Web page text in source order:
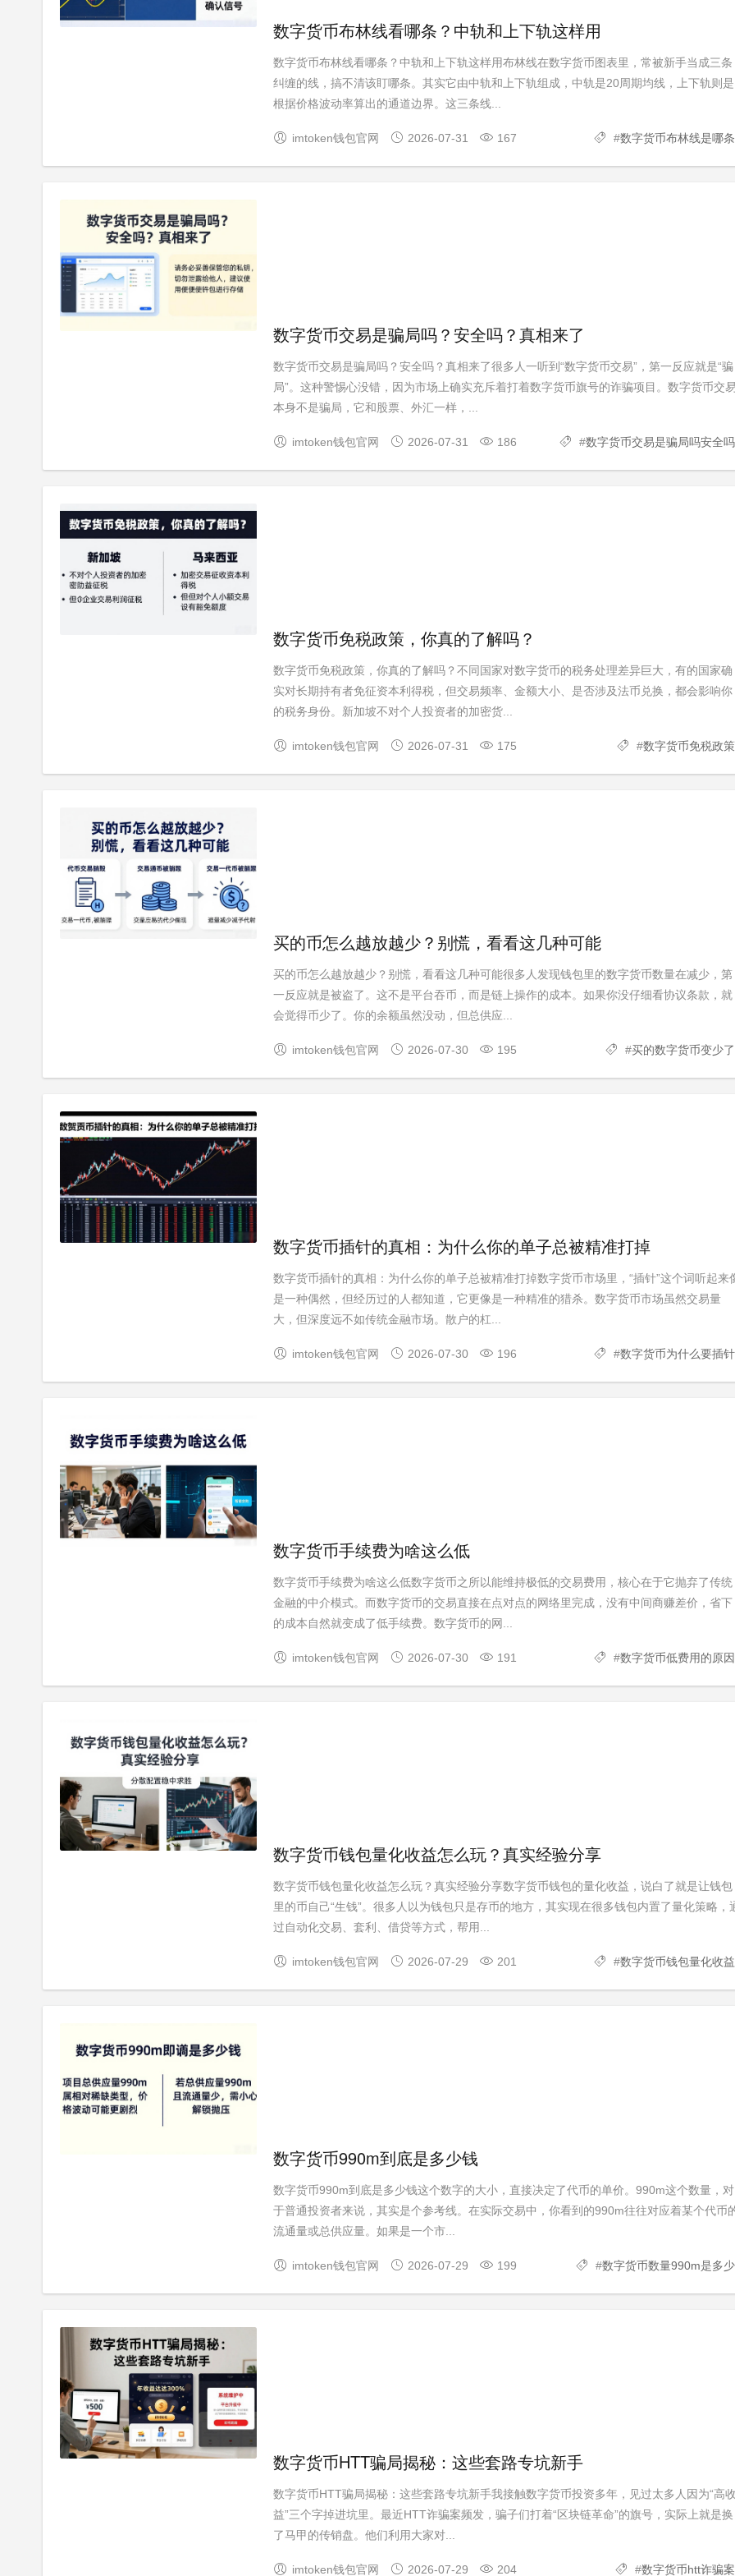
数字货币布林线看哪条？中轨和上下轨这样用
数字货币布林线看哪条？中轨和上下轨这样用布林线在数字货币图表里，常被新手当成三条
纠缠的线，搞不清该盯哪条。其实它由中轨和上下轨组成，中轨是20周期均线，上下轨则是
根据价格波动率算出的通道边界。这三条线...
imtoken钱包官网 2026-07-31 167 #数字货币布林线是哪条
数字货币交易是骗局吗？安全吗？真相来了
数字货币交易是骗局吗？安全吗？真相来了很多人一听到“数字货币交易”，第一反应就是“骗
局”。这种警惕心没错，因为市场上确实充斥着打着数字货币旗号的诈骗项目。数字货币交
本身不是骗局，它和股票、外汇一样，...
imtoken钱包官网 2026-07-31 186 #数字货币交易是骗局吗安全吗
数字货币免税政策，你真的了解吗？
数字货币免税政策，你真的了解吗？不同国家对数字货币的税务处理差异巨大，有的国家确
实对长期持有者免征资本利得税，但交易频率、金额大小、是否涉及法币兑换，都会影响你
的税务身份。新加坡不对个人投资者的加密货...
imtoken钱包官网 2026-07-31 175 #数字货币免税政策
买的币怎么越放越少？别慌，看看这几种可能
买的币怎么越放越少？别慌，看看这几种可能很多人发现钱包里的数字货币数量在减少，第
一反应就是被盗了。这不是平台吞币，而是链上操作的成本。如果你没仔细看协议条款，就
会觉得币少了。你的余额虽然没动，但总供应...
imtoken钱包官网 2026-07-30 195 #买的数字货币变少了
数字货币插针的真相：为什么你的单子总被精准打掉
数字货币插针的真相：为什么你的单子总被精准打掉数字货币市场里，“插针”这个词听起来
是一种偶然，但经历过的人都知道，它更像是一种精准的猎杀。数字货币市场虽然交易量
大，但深度远不如传统金融市场。散户的杠...
imtoken钱包官网 2026-07-30 196 #数字货币为什么要插针
数字货币手续费为啥这么低
数字货币手续费为啥这么低数字货币之所以能维持极低的交易费用，核心在于它抛弃了传统
金融的中介模式。而数字货币的交易直接在点对点的网络里完成，没有中间商赚差价，省下
的成本自然就变成了低手续费。数字货币的网...
imtoken钱包官网 2026-07-30 191 #数字货币低费用的原因
数字货币钱包量化收益怎么玩？真实经验分享
数字货币钱包量化收益怎么玩？真实经验分享数字货币钱包的量化收益，说白了就是让钱包
里的币自己“生钱”。很多人以为钱包只是存币的地方，其实现在很多钱包内置了量化策略，
过自动化交易、套利、借贷等方式，帮用...
imtoken钱包官网 2026-07-29 201 #数字货币钱包量化收益
数字货币990m到底是多少钱
数字货币990m到底是多少钱这个数字的大小，直接决定了代币的单价。990m这个数量，对
于普通投资者来说，其实是个参考线。在实际交易中，你看到的990m往往对应着某个代币
流通量或总供应量。如果是一个市...
imtoken钱包官网 2026-07-29 199 #数字货币数量990m是多少
数字货币HTT骗局揭秘：这些套路专坑新手
数字货币HTT骗局揭秘：这些套路专坑新手我接触数字货币投资多年，见过太多人因为“高
益”三个字掉进坑里。最近HTT诈骗案频发，骗子们打着“区块链革命”的旗号，实际上就是换
了马甲的传销盘。他们利用大家对...
imtoken钱包官网 2026-07-29 204 #数字货币htt诈骗案